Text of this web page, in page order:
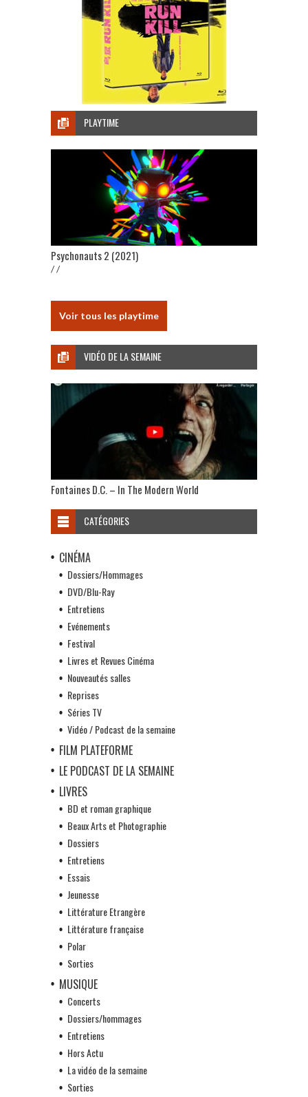
PLAYTIME
Psychonauts 2 (2021)
/ /
Voir tous les playtime
VIDÉO DE LA SEMAINE
Fontaines D.C. – In The Modern World
CATÉGORIES
CINÉMA
Dossiers/Hommages
DVD/Blu-Ray
Entretiens
Evénements
Festival
Livres et Revues Cinéma
Nouveautés salles
Reprises
Séries TV
Vidéo / Podcast de la semaine
FILM PLATEFORME
LE PODCAST DE LA SEMAINE
LIVRES
BD et roman graphique
Beaux Arts et Photographie
Dossiers
Entretiens
Essais
Jeunesse
Littérature Etrangère
Littérature française
Polar
Sorties
MUSIQUE
Concerts
Dossiers/hommages
Entretiens
Hors Actu
La vidéo de la semaine
Sorties